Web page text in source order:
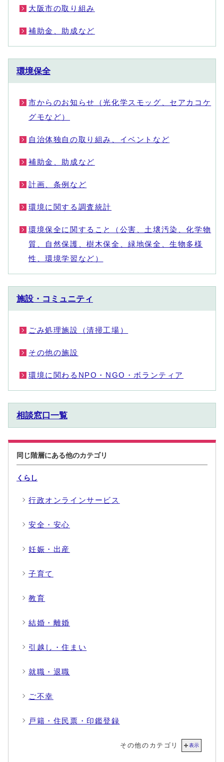
大阪市の取り組み
補助金、助成など
環境保全
市からのお知らせ（光化学スモッグ、セアカコケ
グモなど）
自治体独自の取り組み、イベントなど
補助金、助成など
計画、条例など
環境に関する調査統計
環境保全に関すること（公害、土壌汚染、化学物
質、自然保護、樹木保全、緑地保全、生物多様
性、環境学習など）
施設・コミュニティ
ごみ処理施設（清掃工場）
その他の施設
環境に関わるNPO・NGO・ボランティア
相談窓口一覧
同じ階層にある他のカテゴリ
くらし
行政オンラインサービス
安全・安心
妊娠・出産
子育て
教育
結婚・離婚
引越し・住まい
就職・退職
ご不幸
戸籍・住民票・印鑑登録
その他のカテゴリ 表示